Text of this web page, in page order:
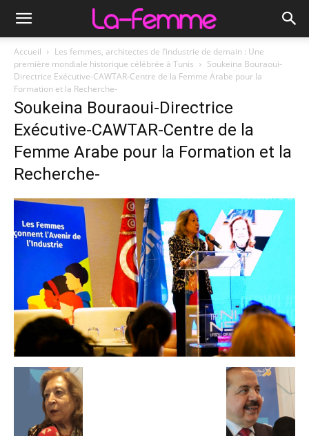
Accueil
Les femmes, architectes de l’industrie de demain : Une
première mondiale historique célébrée à Tunis
Soukeina Bouraoui-
Directrice Exécutive-CAWTAR-Centre de la Femme Arabe pour la
Formation et la Recherche-
Soukeina Bouraoui-Directrice
Exécutive-CAWTAR-Centre de la
Femme Arabe pour la Formation et la
Recherche-